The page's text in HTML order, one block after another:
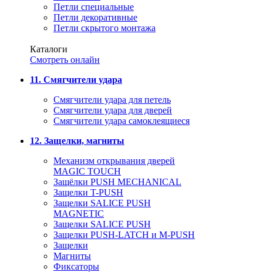
Петли специальные
Петли декоративные
Петли скрытого монтажа
Каталоги
Смотреть онлайн
11. Смягчители удара
Смягчители удара для петель
Смягчители удара для дверей
Cмягчители удара самоклеящиеся
12. Защелки, магниты
Механизм открывания дверей
MAGIC TOUCH
Защёлки PUSH MECHANICAL
Защелки T-PUSH
Защелки SALICE PUSH
MAGNETIC
Защелки SALICE PUSH
Защелки PUSH-LATCH и M-PUSH
Защелки
Магниты
Фиксаторы